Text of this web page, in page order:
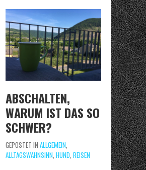
ABSCHALTEN,
WARUM IST DAS SO
SCHWER?
GEPOSTET IN ALLGEMEIN,
ALLTAGSWAHNSINN, HUND, REISEN